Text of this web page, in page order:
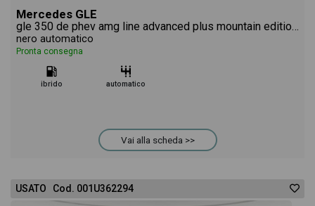
Mercedes GLE
gle 350 de phev amg line advanced plus mountain edition 4matic auto
nero automatico
Pronta consegna
ibrido automatico
Vai alla scheda >>
USATO Cod. 001U362294